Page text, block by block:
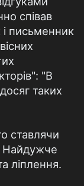
співав
і письменник
"В
таких
ставлячи
Найдужче
ліплення.